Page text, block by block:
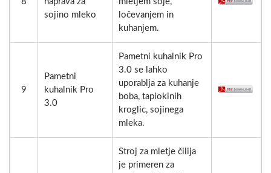
sojino mleko
ločevanjem in
kuhanjem.
9
Pametni
kuhalnik Pro
3.0
Pametni kuhalnik Pro
3.0 se lahko
uporablja za kuhanje
boba, tapiokinih
kroglic, sojinega
mleka.
Stroj za mletje čilija
je primeren za